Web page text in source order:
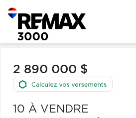
2 890 000 $
10 À VENDRE